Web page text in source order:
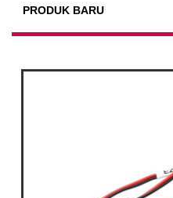
PRODUK BARU